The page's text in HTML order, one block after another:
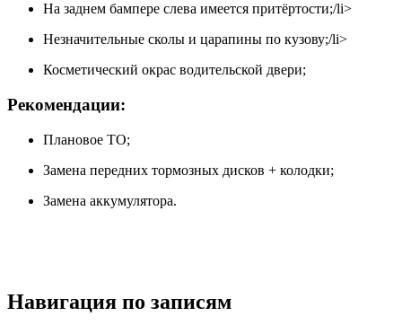
На заднем бампере слева имеется притёртости;/li>
Незначительные сколы и царапины по кузову;/li>
Косметический окрас водительской двери;
Рекомендации:
Плановое ТО;
Замена передних тормозных дисков + колодки;
Замена аккумулятора.
Навигация по записям